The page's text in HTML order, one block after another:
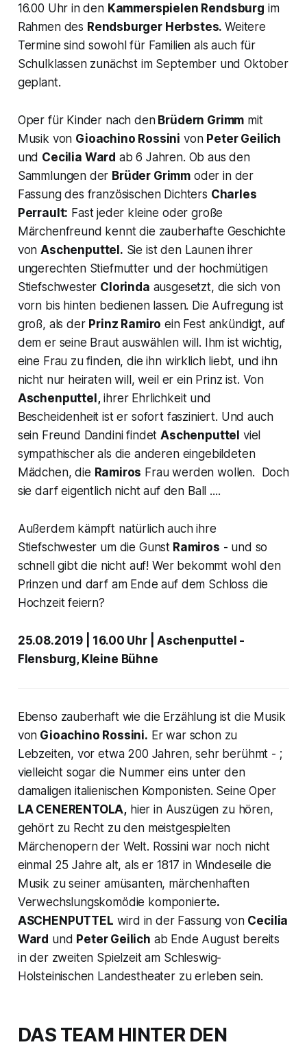
16.00 Uhr in den Kammerspielen Rendsburg im
Rahmen des Rendsburger Herbstes. Weitere
Termine sind sowohl für Familien als auch für
Schulklassen zunächst im September und Oktober
geplant.
Oper für Kinder nach denBrüdern Grimm mit
Musik von Gioachino Rossini von Peter Geilich
und Cecilia Ward ab 6 Jahren. Ob aus den
Sammlungen der Brüder Grimm oder in der
Fassung des französischen Dichters Charles
Perrault: Fast jeder kleine oder große
Märchenfreund kennt die zauberhafte Geschichte
vonAschenputtel. Sie ist den Launen ihrer
ungerechten Stiefmutter und der hochmütigen
Stiefschwester Clorinda ausgesetzt, die sich von
vorn bis hinten bedienen lassen. Die Aufregung ist
groß, als der Prinz Ramiro ein Fest ankündigt, auf
dem er seine Braut auswählen will. Ihm ist wichtig,
eine Frau zu finden, die ihn wirklich liebt, und ihn
nicht nur heiraten will, weil er ein Prinz ist. Von
Aschenputtel,ihrer Ehrlichkeit und
Bescheidenheit ist er sofort fasziniert. Und auch
sein Freund Dandini findetAschenputtel viel
sympathischer als die anderen eingebildeten
Mädchen, die Ramiros Frau werden wollen. Doch
sie darf eigentlich nicht auf den Ball ....
Außerdem kämpft natürlich auch ihre
Stiefschwester um die Gunst Ramiros - und so
schnell gibt die nicht auf! Wer bekommt wohl den
Prinzen und darf am Ende auf dem Schloss die
Hochzeit feiern?
25.08.2019 | 16.00 Uhr | Aschenputtel -
Flensburg, Kleine Bühne
Ebenso zauberhaft wie die Erzählung ist die Musik
von Gioachino Rossini. Er war schon zu
Lebzeiten, vor etwa 200 Jahren, sehr berühmt - ;
vielleicht sogar die Nummer eins unter den
damaligen italienischen Komponisten. Seine Oper
LA CENERENTOLA, hier in Auszügen zu hören,
gehört zu Recht zu den meistgespielten
Märchenopern der Welt. Rossini war noch nicht
einmal 25 Jahre alt, als er 1817 in Windeseile die
Musik zu seiner amüsanten, märchenhaften
Verwechslungskomödie komponierte.
ASCHENPUTTEL wird in der Fassung von Cecilia
Ward und Peter Geilich ab Ende August bereits
in der zweiten Spielzeit am Schleswig-
Holsteinischen Landestheater zu erleben sein.
DAS TEAM HINTER DEN